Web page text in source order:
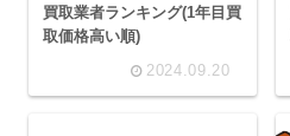
買取業者ランキング(1年目買
取価格高い順)
2024.09.20